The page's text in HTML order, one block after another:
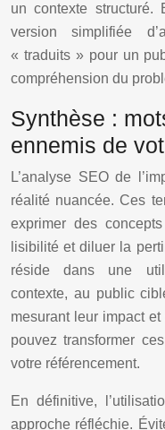
un contexte structuré.
version simplifiée
« traduits » pour un
compréhension du
Synthèse :
ennemis de
L’analyse SEO de
réalité nuancée. Ces
exprimer des
lisibilité et diluer la
réside dans une
contexte, au public
mesurant leur impact
pouvez transformer
votre référencement.
En définitive,
approche réfléchie.